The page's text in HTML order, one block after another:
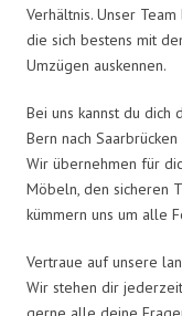
Verhältnis. Unser
die sich bestens mit
Umzügen auskennen.
Bei uns kannst du dich
Bern nach
Wir übernehmen für
Möbeln, den sicheren
kümmern uns um alle
Vertraue auf unsere
Wir stehen dir